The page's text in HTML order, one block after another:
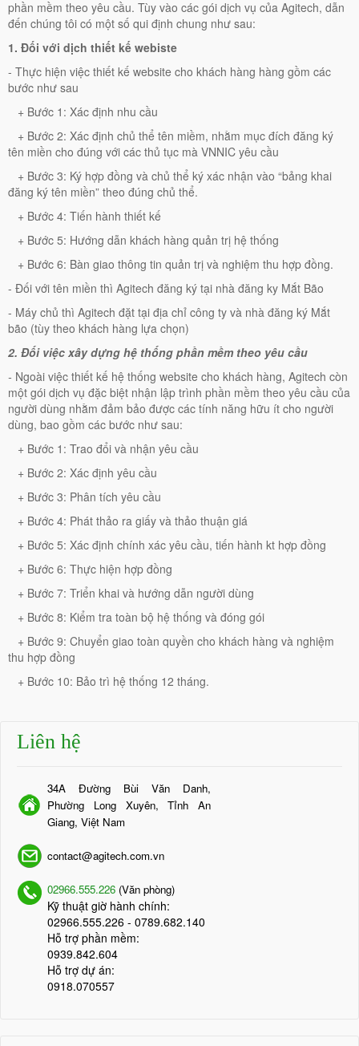
phần mềm theo yêu cầu. Tùy vào các gói dịch vụ của Agitech, dẫn
đến chúng tôi có một số qui định chung như sau:
1. Đối với dịch thiết kế webiste
- Thực hiện việc thiết kế website cho khách hàng hàng gồm các
bước như sau
+ Bước 1: Xác định nhu cầu
+ Bước 2: Xác định chủ thể tên miềm, nhằm mục đích đăng ký
tên miền cho đúng với các thủ tục mà VNNIC yêu cầu
+ Bước 3: Ký hợp đồng và chủ thể ký xác nhận vào “bảng khai
đăng ký tên miền” theo đúng chủ thể.
+ Bước 4: Tiến hành thiết kế
+ Bước 5: Hướng dẫn khách hàng quản trị hệ thống
+ Bước 6: Bàn giao thông tin quản trị và nghiệm thu hợp đồng.
- Đối với tên miền thì Agitech đăng ký tại nhà đăng ky Mắt Bão
- Máy chủ thì Agitech đặt tại địa chỉ công ty và nhà đăng ký Mắt
bão (tùy theo khách hàng lựa chọn)
2. Đối việc xây dựng hệ thống phần mềm theo yêu cầu
- Ngoài việc thiết kế hệ thống website cho khách hàng, Agitech còn
một gói dịch vụ đặc biệt nhận lập trình phần mềm theo yêu cầu của
người dùng nhằm đảm bảo được các tính năng hữu ít cho người
dùng, bao gồm các bước như sau:
+ Bước 1: Trao đổi và nhận yêu cầu
+ Bước 2: Xác định yêu cầu
+ Bước 3: Phân tích yêu cầu
+ Bước 4: Phát thảo ra giấy và thảo thuận giá
+ Bước 5: Xác định chính xác yêu cầu, tiến hành kt hợp đồng
+ Bước 6: Thực hiện hợp đồng
+ Bước 7: Triển khai và hướng dẫn người dùng
+ Bước 8: Kiểm tra toàn bộ hệ thống và đóng gói
+ Bước 9: Chuyển giao toàn quyền cho khách hàng và nghiệm
thu hợp đồng
+ Bước 10: Bảo trì hệ thống 12 tháng.
Liên hệ
34A Đường Bùi Văn Danh,
Phường Long Xuyên, Tỉnh An
Giang, Việt Nam
contact@agitech.com.vn
02966.555.226 (Văn phòng)
Kỹ thuật giờ hành chính:
02966.555.226 - 0789.682.140
Hỗ trợ phần mềm:
0939.842.604
Hỗ trợ dự án:
0918.070557